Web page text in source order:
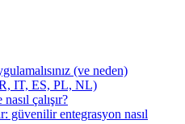
(ve neden)
IT, ES, PL, NL)
çalışır?
güvenilir entegrasyon nasıl